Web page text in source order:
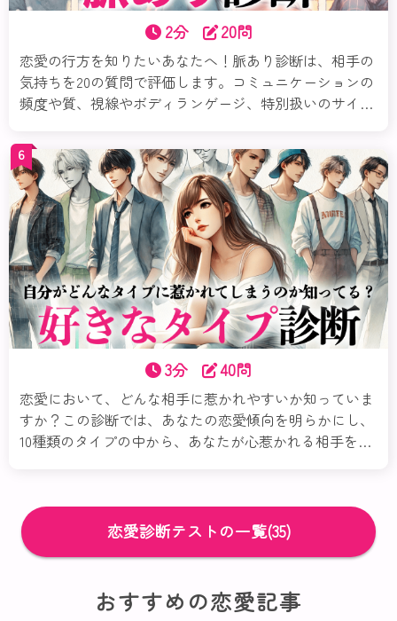
2分 20問
恋愛の行方を知りたいあなたへ！脈あり診断は、相手の
気持ちを20の質問で評価します。コミュニケーションの
頻度や質、視線やボディランゲージ、特別扱いのサイン
具体的なアドバイスで、次のステップを自信を持って踏
み出せるようサポートします。自分の魅力を再確認し、
恋のチャンスを最大限に活かしましょう！今すぐ試し
て、素敵な恋を掴んでくださいね。
6
3分 40問
恋愛において、どんな相手に惹かれやすいか知っていま
すか？この診断では、あなたの恋愛傾向を明らかにし、
10種類のタイプの中から、あなたが心惹かれる相手を見
れのタイプごとの詳細な特徴を知ることで、これからの
恋愛をより楽しく、理想の相手を見つけるヒントになる
かもしれません。さあ、診断スタートです！
恋愛診断テストの一覧(35)
おすすめの恋愛記事